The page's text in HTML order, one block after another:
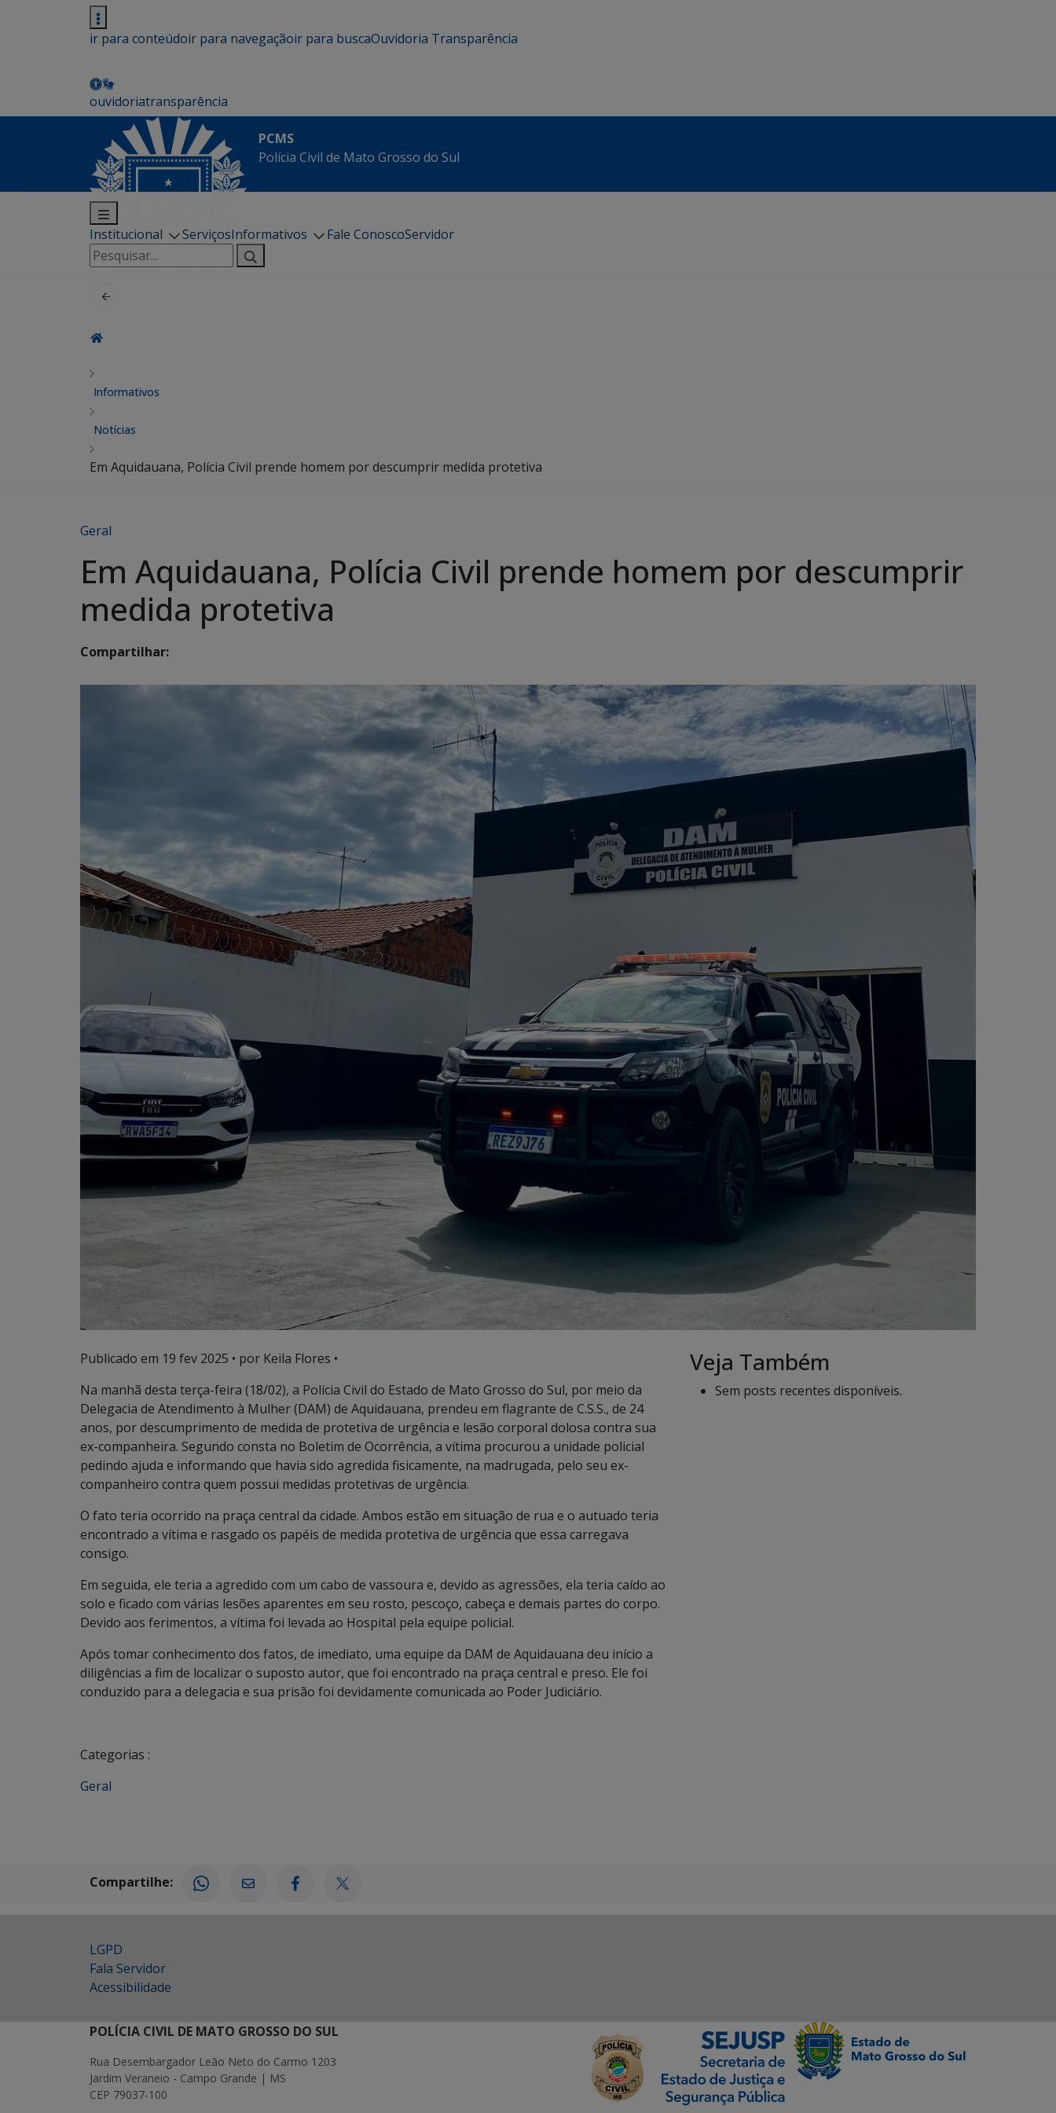
ir para conteúdoir para navegaçãoir para buscaOuvidoria Transparência
ouvidoriatransparência
PCMS
Polícia Civil de Mato Grosso do Sul
Institucional ServiçosInformativos Fale ConoscoServidor
Pesquisar
por:
Informativos
Notícias
Em Aquidauana, Polícia Civil prende homem por descumprir medida protetiva
Geral
Em Aquidauana, Polícia Civil prende homem por descumprir
medida protetiva
Compartilhar:
Publicado em 19 fev 2025 • por Keila Flores •
Na manhã desta terça-feira (18/02), a Polícia Civil do Estado de Mato Grosso do Sul, por meio da
Delegacia de Atendimento à Mulher (DAM) de Aquidauana, prendeu em flagrante de C.S.S., de 24
anos, por descumprimento de medida de protetiva de urgência e lesão corporal dolosa contra sua
ex-companheira. Segundo consta no Boletim de Ocorrência, a vítima procurou a unidade policial
pedindo ajuda e informando que havia sido agredida fisicamente, na madrugada, pelo seu ex-
companheiro contra quem possui medidas protetivas de urgência.
O fato teria ocorrido na praça central da cidade. Ambos estão em situação de rua e o autuado teria
encontrado a vítima e rasgado os papéis de medida protetiva de urgência que essa carregava
consigo.
Em seguida, ele teria a agredido com um cabo de vassoura e, devido as agressões, ela teria caído ao
solo e ficado com várias lesões aparentes em seu rosto, pescoço, cabeça e demais partes do corpo.
Devido aos ferimentos, a vítima foi levada ao Hospital pela equipe policial.
Após tomar conhecimento dos fatos, de imediato, uma equipe da DAM de Aquidauana deu início a
diligências a fim de localizar o suposto autor, que foi encontrado na praça central e preso. Ele foi
conduzido para a delegacia e sua prisão foi devidamente comunicada ao Poder Judiciário.
Categorias :
Geral
Veja Também
Sem posts recentes disponíveis.
Compartilhe:
LGPD
Fala Servidor
Acessibilidade
POLÍCIA CIVIL DE MATO GROSSO DO SUL
Rua Desembargador Leão Neto do Carmo 1203
Jardim Veraneio - Campo Grande | MS
CEP 79037-100